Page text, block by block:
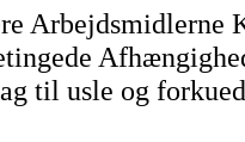
Arbejdsmidlerne
til usle og